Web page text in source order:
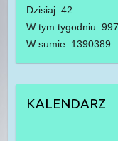
Dzisiaj: 42
W tym tygodniu: 997
W sumie: 1390389
KALENDARZ